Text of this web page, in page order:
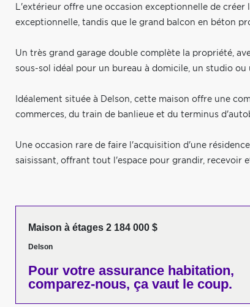
L'extérieur offre une occasion exceptionnelle de
exceptionnelle, tandis que le grand balcon en béton
Un très grand garage double complète la propriété,
sous-sol idéal pour un bureau à domicile, un studio ou
Idéalement située à Delson, cette maison offre une
commerces, du train de banlieue et du terminus
Une occasion rare de faire l'acquisition d'une
saisissant, offrant tout l'espace pour grandir, recevoir
Maison à étages 2 184 000 $
Delson
Pour votre assurance habitation,
comparez-nous, ça vaut le coup.